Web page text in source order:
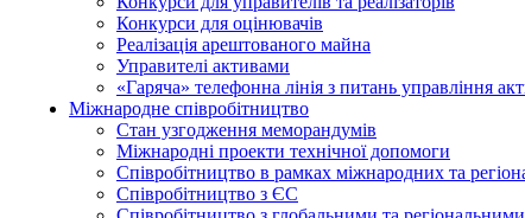
Конкурси для оцінювачів
Реалізація арештованого майна
Управителі активами
«Гаряча» телефонна лінія з питань управління
Міжнародне співробітництво
Стан узгодження меморандумів
Міжнародні проекти технічної допомоги
Співробітництво в рамках міжнародних та
Співробітництво з ЄС